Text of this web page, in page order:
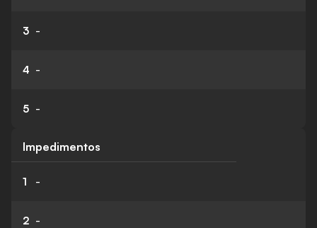
3 -
4 -
5 -
Impedimentos
1 -
2 -